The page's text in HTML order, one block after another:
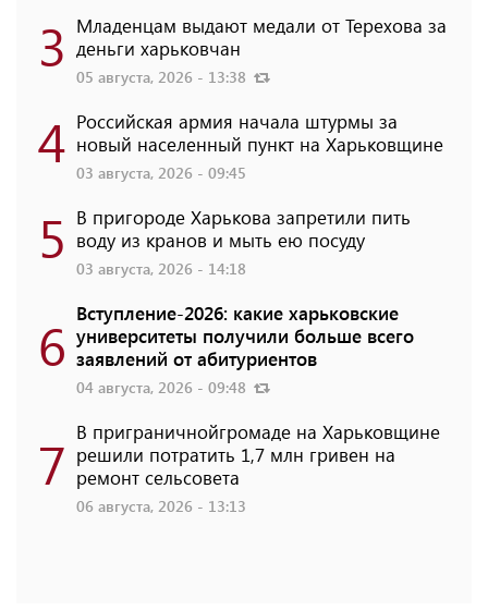
3 Младенцам выдают медали от Терехова за
деньги харьковчан
05 августа, 2026 - 13:38
4 Российская армия начала штурмы за
новый населенный пункт на Харьковщине
03 августа, 2026 - 09:45
5 В пригороде Харькова запретили пить
воду из кранов и мыть ею посуду
03 августа, 2026 - 14:18
6 Вступление-2026: какие харьковские
университеты получили больше всего
заявлений от абитуриентов
04 августа, 2026 - 09:48
7 В приграничнойгромаде на Харьковщине
решили потратить 1,7 млн ​​гривен на
ремонт сельсовета
06 августа, 2026 - 13:13